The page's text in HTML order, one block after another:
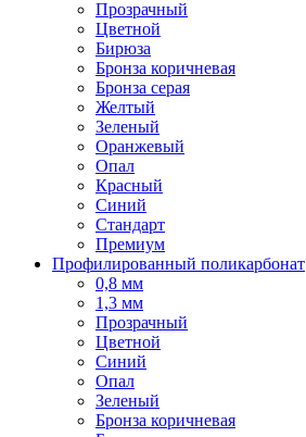
Прозрачный
Цветной
Бирюза
Бронза коричневая
Бронза серая
Желтый
Зеленый
Оранжевый
Опал
Красный
Синий
Стандарт
Премиум
Профилированный поликарбонат
0,8 мм
1,3 мм
Прозрачный
Цветной
Синий
Опал
Зеленый
Бронза коричневая